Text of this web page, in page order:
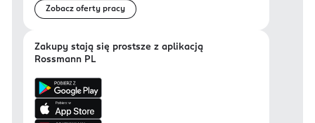
Zobacz oferty pracy
Zakupy stają się prostsze z aplikacją
Rossmann PL